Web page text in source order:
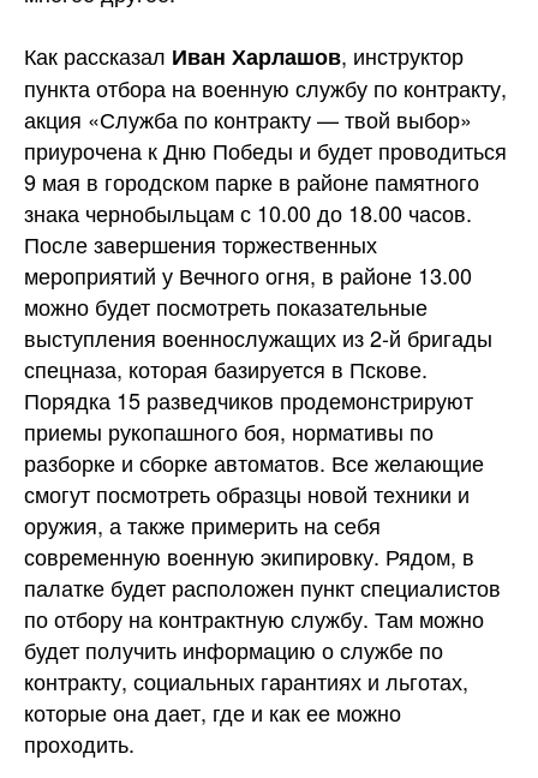
Как рассказал Иван Харлашов, инструктор
пункта отбора на военную службу по контракту,
акция «Служба по контракту — твой выбор»
приурочена к Дню Победы и будет проводиться
9 мая в городском парке в районе памятного
знака чернобыльцам с 10.00 до 18.00 часов.
После завершения торжественных
мероприятий у Вечного огня, в районе 13.00
можно будет посмотреть показательные
выступления военнослужащих из 2-й бригады
спецназа, которая базируется в Пскове.
Порядка 15 разведчиков продемонстрируют
приемы рукопашного боя, нормативы по
разборке и сборке автоматов. Все желающие
смогут посмотреть образцы новой техники и
оружия, а также примерить на себя
современную военную экипировку. Рядом, в
палатке будет расположен пункт специалистов
по отбору на контрактную службу. Там можно
будет получить информацию о службе по
контракту, социальных гарантиях и льготах,
которые она дает, где и как ее можно
проходить.